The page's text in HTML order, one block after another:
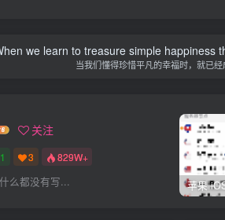
we learn to treasure simple happiness
当我们懂得珍惜平凡的幸福时，就已
关注
1 3 829W+
么都没有写...